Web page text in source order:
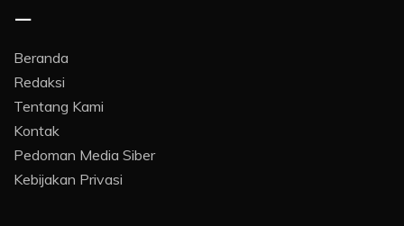
–
Beranda
Redaksi
Tentang Kami
Kontak
Pedoman Media Siber
Kebijakan Privasi